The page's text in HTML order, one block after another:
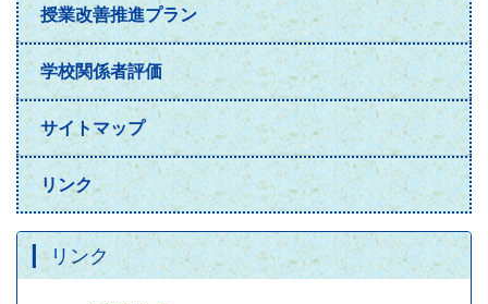
授業改善推進プラン
学校関係者評価
サイトマップ
リンク
リンク